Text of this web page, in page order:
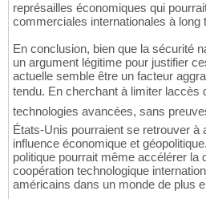
représailles économiques qui
commerciales internationales à long
En conclusion, bien que la sécurité
un argument légitime pour justifier
actuelle semble être un facteur
tendu. En cherchant à limiter laccès
technologies avancées, sans
États-Unis pourraient se retrouver à
influence économique et
politique pourrait même accélérer la
coopération technologique
américains dans un monde de plus